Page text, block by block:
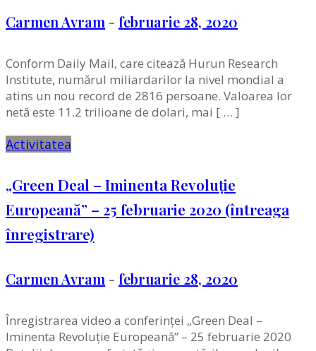
Carmen Avram - februarie 28, 2020
Conform Daily Mail, care citează Hurun Research
Institute, numărul miliardarilor la nivel mondial a
atins un nou record de 2816 persoane. Valoarea lor
netă este 11.2 trilioane de dolari, mai [ … ]
Activitatea
„Green Deal – Iminenta Revoluție
Europeană” – 25 februarie 2020 (întreaga
înregistrare)
Carmen Avram - februarie 28, 2020
Înregistrarea video a conferinței „Green Deal –
Iminenta Revoluție Europeană” – 25 februarie 2020